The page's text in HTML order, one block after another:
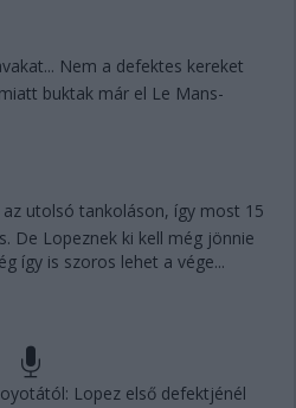
Nem a defektes kereket
buktak már el Le Mans-
utolsó tankoláson, így most 15
De Lopeznek ki kell még jönnie
így is szoros lehet a vége...
Lopez első defektjénél